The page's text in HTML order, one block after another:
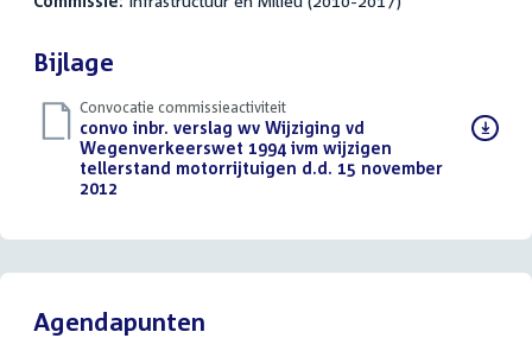
Bijlage
Convocatie commissieactiviteit
Download
bestand:
convo inbr. verslag wv Wijziging vd
Wegenverkeerswet 1994 ivm wijzigen
tellerstand motorrijtuigen d.d. 15 november
2012
Agendapunten